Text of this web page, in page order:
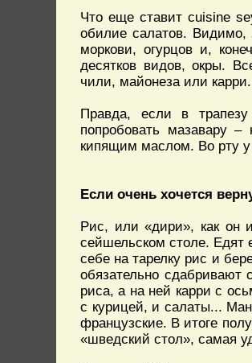
Что еще ставит cuisine
обилие салатов. Видимо,
моркови, огурцов и,
десятков видов, окры.
чили, майонеза или
Правда, если в трапезу
попробовать мазавару
кипящим маслом. Во рту у
Если очень хочется
Рис, или «дири», как он
сейшельском столе. Едят
себе на тарелку рис и
обязательно сдабривают
риса, а на ней карри с
с курицей, и салаты...
французские. В итоге
«шведский стол», самая